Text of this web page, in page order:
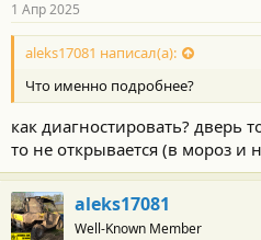
1 Апр 2025
aleks17081 написал(а):
Что именно подробнее?
как диагностировать? дверь
то не открывается (в мороз и
aleks17081
Well-Known Member